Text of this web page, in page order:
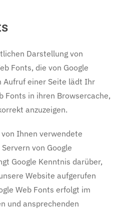
Darstellung von
Fonts, die von Google
einer Seite lädt Ihr
Fonts in ihren Browsercache,
anzuzeigen.
Ihnen verwendete
von Google
Google Kenntnis darüber,
Website aufgerufen
Web Fonts erfolgt im
und ansprechenden